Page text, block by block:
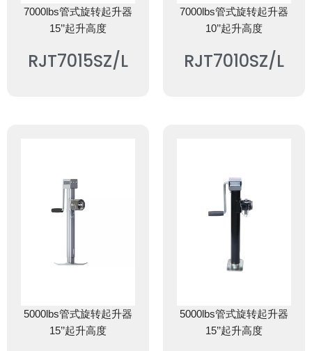
7000lbs管式旋转起升器
15’’起升高度
RJT7015SZ/L
7000lbs管式旋转起升器
10’’起升高度
RJT7010SZ/L
5000lbs管式旋转起升器
15’’起升高度
5000lbs管式旋转起升器
15’’起升高度